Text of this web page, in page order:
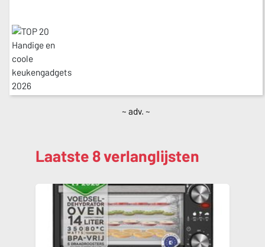
~ adv. ~
Laatste 8 verlanglijsten